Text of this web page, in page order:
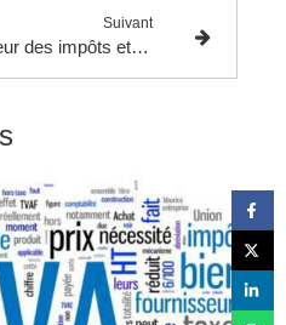
Suivant
L'attestation du contrôleur des impôts et la prise de position formelle de l’administration.